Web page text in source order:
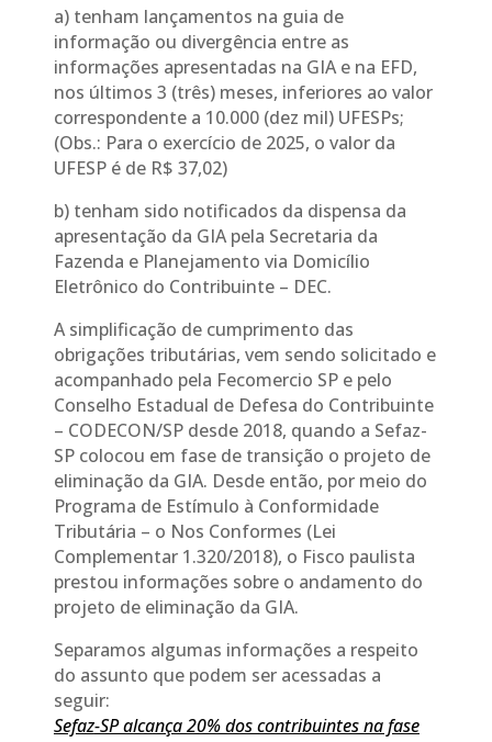
a) tenham lançamentos na guia de
informação ou divergência entre as
informações apresentadas na GIA e na EFD,
nos últimos 3 (três) meses, inferiores ao valor
correspondente a 10.000 (dez mil) UFESPs;​
(Obs.: Para o exercício de 2025, o valor da
UFESP é de R$ 37,02)
b) tenham sido notificados da dispensa da
apresentação da GIA pela Secretaria da
Fazenda e Planejamento via Domicílio
Eletrônico do Contribuinte – DEC​.
A simplificação de cumprimento das
obrigações tributárias, vem sendo solicitado e
acompanhado pela Fecomercio SP e pelo
Conselho Estadual de Defesa do Contribuinte
– CODECON/SP desde 2018, quando a Sefaz-
SP colocou em fase de transição o projeto de
eliminação da GIA. Desde então, por meio do
Programa de Estímulo à Conformidade
Tributária – o Nos Conformes (Lei
Complementar 1.320/2018), o Fisco paulista
prestou informações sobre o andamento do
projeto de eliminação da GIA.
Separamos algumas informações a respeito
do assunto que podem ser acessadas a
seguir:
Sefaz-SP alcança 20% dos contribuintes na fase